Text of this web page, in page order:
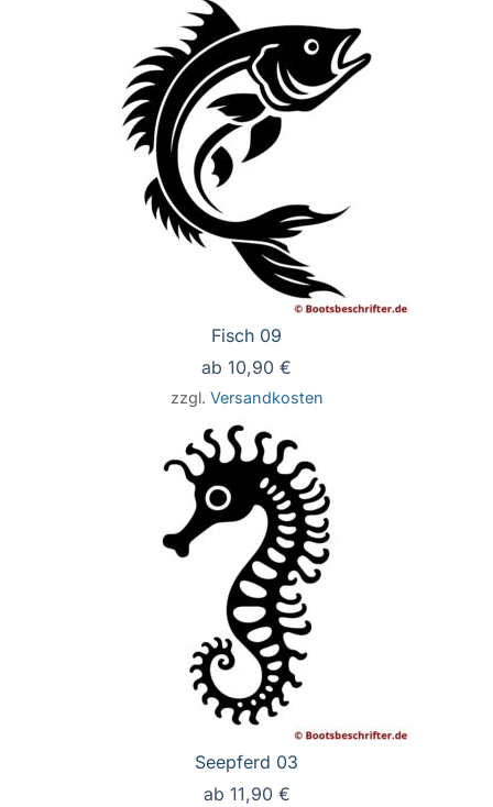
Fisch 09
ab 10,90 €
zzgl. Versandkosten
Seepferd 03
ab 11,90 €